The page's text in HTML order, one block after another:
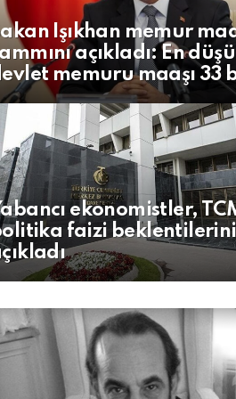
Işıkhan memur
açıkladı: En
memuru maaşı 33
ekonomistler,
faizi beklentilerini